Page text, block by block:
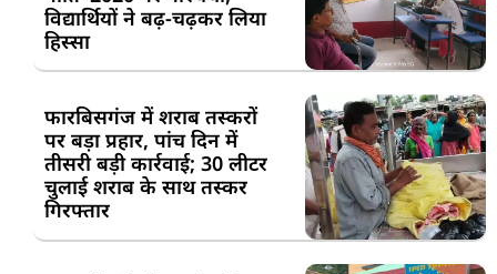
विद्यार्थियों ने बढ़-चढ़कर लिया
हिस्सा
फारबिसगंज में शराब तस्करों
पर बड़ा प्रहार, पांच दिन में
तीसरी बड़ी कार्रवाई; 30 लीटर
चुलाई शराब के साथ तस्कर
गिरफ्तार